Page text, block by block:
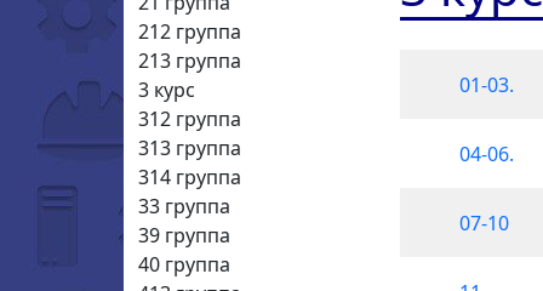
212 группа
213 группа
3 курс
312 группа
313 группа
314 группа
33 группа
39 группа
40 группа
01-03.
04-06.
07-10